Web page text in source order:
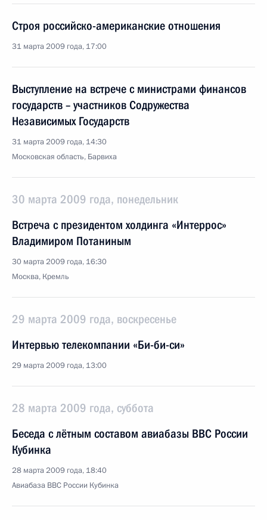
Строя российско-американские отношения
31 марта 2009 года, 17:00
Выступление на встрече с министрами финансов
государств – участников Содружества
Независимых Государств
31 марта 2009 года, 14:30
Московская область, Барвиха
30 марта 2009 года, понедельник
Встреча с президентом холдинга «Интеррос»
Владимиром Потаниным
30 марта 2009 года, 16:30
Москва, Кремль
29 марта 2009 года, воскресенье
Интервью телекомпании «Би-би-си»
29 марта 2009 года, 13:00
28 марта 2009 года, суббота
Беседа с лётным составом авиабазы ВВС России
Кубинка
28 марта 2009 года, 18:40
Авиабаза ВВС России Кубинка